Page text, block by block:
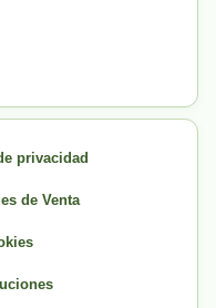
privacidad
de Venta